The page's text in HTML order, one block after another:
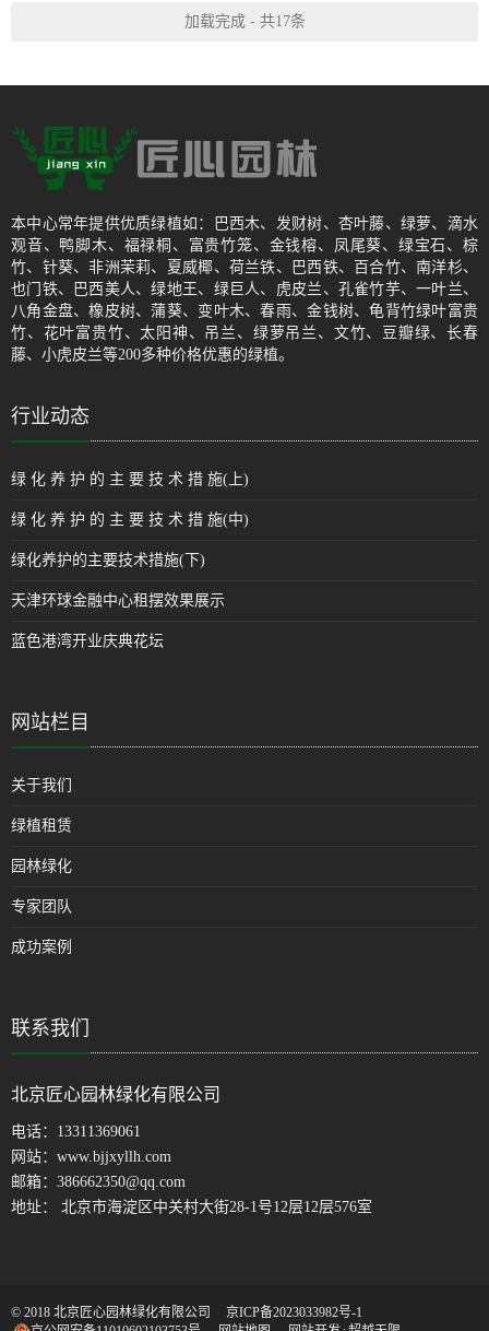
加载完成 - 共17条
本中心常年提供优质绿植如：巴西木、发财树、杏叶藤、绿萝、滴水
观音、鸭脚木、福禄桐、富贵竹笼、金钱榕、凤尾葵、绿宝石、棕
竹、针葵、非洲茉莉、夏威椰、荷兰铁、巴西铁、百合竹、南洋杉、
也门铁、巴西美人、绿地王、绿巨人、虎皮兰、孔雀竹芋、一叶兰、
八角金盘、橡皮树、蒲葵、变叶木、春雨、金钱树、龟背竹绿叶富贵
竹、花叶富贵竹、太阳神、吊兰、绿萝吊兰、文竹、豆瓣绿、长春
藤、小虎皮兰等200多种价格优惠的绿植。
行业动态
绿 化 养 护 的 主 要 技 术 措 施(上)
绿 化 养 护 的 主 要 技 术 措 施(中)
绿化养护的主要技术措施(下)
天津环球金融中心租摆效果展示
蓝色港湾开业庆典花坛
网站栏目
关于我们
绿植租赁
园林绿化
专家团队
成功案例
联系我们
北京匠心园林绿化有限公司
电话： 13311369061
网站： www.bjjxyllh.com
邮箱： 386662350@qq.com
地址： 北京市海淀区中关村大街28-1号12层12层576室
© 2018 北京匠心园林绿化有限公司
京ICP备2023033982号-1